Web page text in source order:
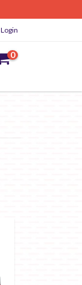
Login
0